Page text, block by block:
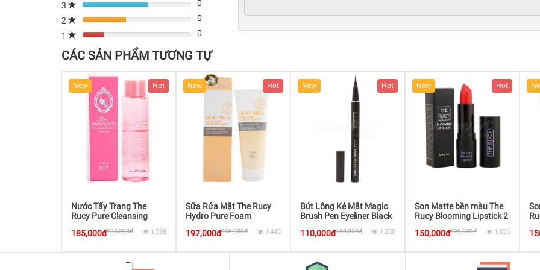
Complete
(danger)
3
80%
Complete
(danger)
0
2
80%
Complete
0
1
80%
Complete
(danger)
0
CÁC SẢN PHẨM TƯƠNG TỰ
New
Sữa Rửa Mặt The Rucy
Hydro Pure Foam
197,000đ286,000đ
New
Bút Lông Kẻ Mắt Magic
Brush Pen Eyeliner Black
110,000đ160,000đ
Son Matte bền màu The
Rucy Blooming Lipstick 2
150,000đ225,000đ
New
Son Matte bền màu The
Rucy Blooming Lipstick 5
150,000đ225,000đ